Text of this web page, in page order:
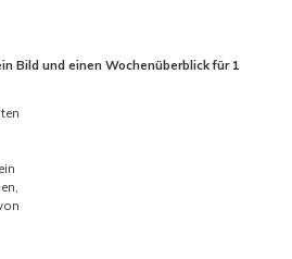
Bild und einen Wochenüberblick für 1